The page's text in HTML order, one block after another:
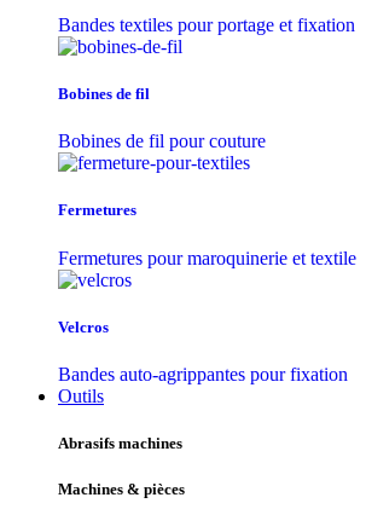
Bandes textiles pour portage et fixation
Bobines de fil
Bobines de fil pour couture
Fermetures
Fermetures pour maroquinerie et textile
Velcros
Bandes auto-agrippantes pour fixation
Outils
Abrasifs machines
Machines & pièces